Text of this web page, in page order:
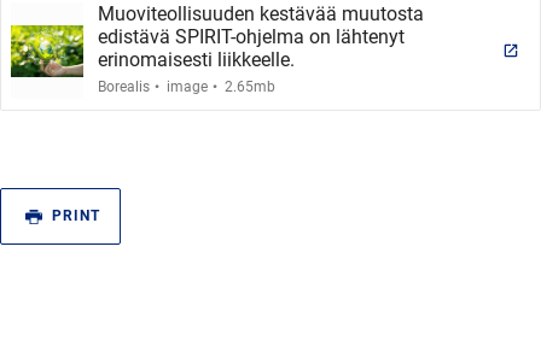
Muoviteollisuuden kestävää muutosta
edistävä SPIRIT-ohjelma on lähtenyt
erinomaisesti liikkeelle.
Borealis . image. 2.65mb
PRINT